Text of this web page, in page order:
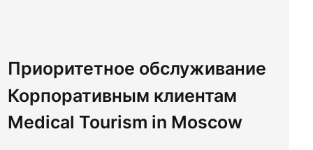
Приоритетное обслуживание
Корпоративным клиентам
Medical Tourism in Moscow